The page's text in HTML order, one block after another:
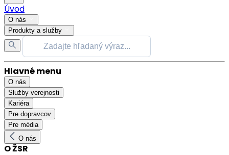
Úvod
O nás
Produkty a služby
Hlavné menu
O nás
Služby verejnosti
Kariéra
Pre dopravcov
Pre média
O nás
O ŽSR